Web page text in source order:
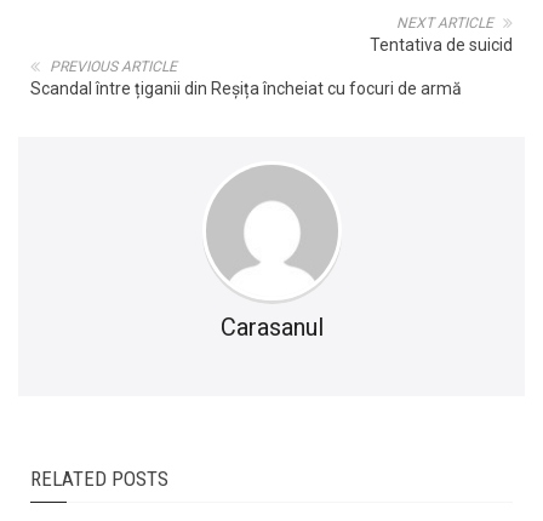
NEXT ARTICLE
Tentativa de suicid
PREVIOUS ARTICLE
Scandal între țiganii din Reșița încheiat cu focuri de armă
Carasanul
RELATED POSTS